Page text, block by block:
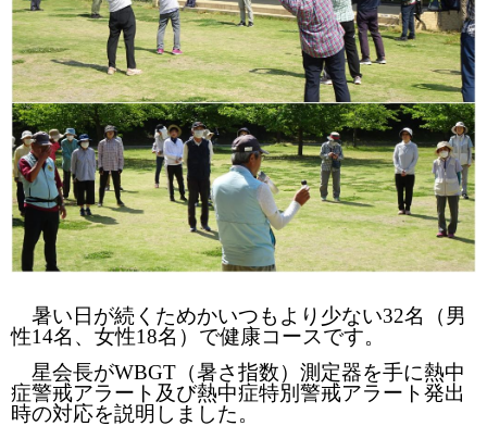
暑い日が続くためかいつもより少ない32名（男
性14名、女性18名）で健康コースです。
星会長がWBGT （暑さ指数）測定器を手に熱中
症警戒アラート及び熱中症特別警戒アラート発出
時の対応を説明しました。